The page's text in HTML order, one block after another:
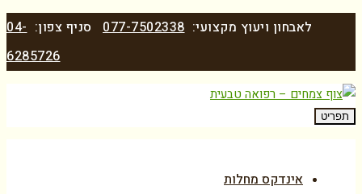
לאבחון ויעוץ מקצועי:077-7502338 סניף צפון:04-
6285726
תפריט
אינדקס מחלות